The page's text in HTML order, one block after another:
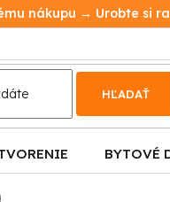
nákupu → Urobte si
HĽADAŤ
BYTOVÉ